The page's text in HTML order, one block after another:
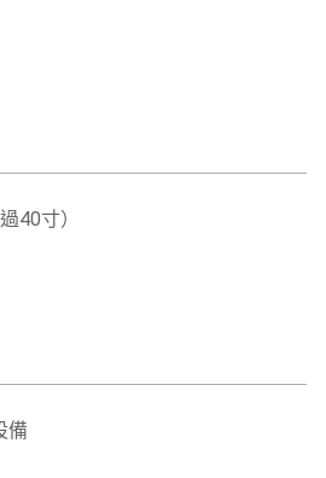
40寸）
備